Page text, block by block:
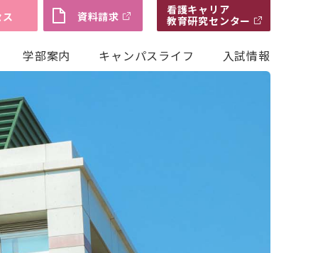
ス 資料請求
看護キャリア
教育研究センター
学部案内 キャンパスライフ 入試情報